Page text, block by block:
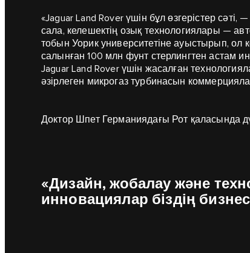
«Jaguar Land Rover үшін бұл өзгерістер
сала, келешектің озық технологиялары —
тобын Уорик университетіне ауыстырып, ол
салынған 100 млн фунт стерлингтен астам
Jaguar Land Rover үшін жасалған
әзірлеген микрогаз турбинасын
Доктор Шпет Германиядағы Рот қаласында
«Дизайн, жобалау және
инновациялар біздің